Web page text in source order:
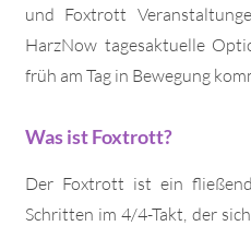
und Foxtrott
HarzNow tagesaktuelle
früh am Tag in Bewegung
Was ist Foxtrott?
Der Foxtrott ist ein
Schritten im 4/4-Takt, der